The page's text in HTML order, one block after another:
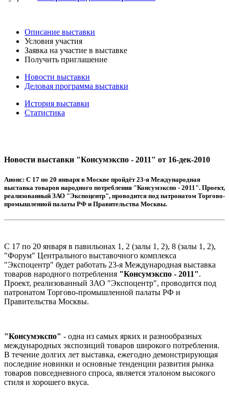
Описание выставки
Условия участия
Заявка на участие в выставке
Получить приглашение
Новости выставки
Деловая программа выставки
История выставки
Статистика
Новости выставки "Консумэкспо - 2011" от 16-дек-2010
Анонс: С 17 по 20 января в Москве пройдёт 23-я Международная
выставка товаров народного потребления "Консумэкспо - 2011". Проект,
реализованный ЗАО "Экспоцентр", проводится под патронатом Торгово-
промышленной палаты РФ и Правительства Москвы.
С 17 по 20 января в павильонах 1, 2 (залы 1, 2), 8 (залы 1, 2),
"Форум" Центрального выставочного комплекса
"Экспоцентр" будет работать 23-я Международная выставка
товаров народного потребления "Консумэкспо - 2011".
Проект, реализованный ЗАО "Экспоцентр", проводится под
патронатом Торгово-промышленной палаты РФ и
Правительства Москвы.
"Консумэкспо" - одна из самых ярких и разнообразных
международных экспозиций товаров широкого потребления.
В течение долгих лет выставка, ежегодно демонстрирующая
последние новинки и основные тенденции развития рынка
товаров повседневного спроса, является эталоном высокого
стиля и хорошего вкуса.